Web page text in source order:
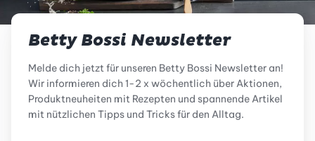
Betty Bossi Newsletter
Melde dich jetzt für unseren Betty Bossi Newsletter an!
Wir informieren dich 1-2 x wöchentlich über Aktionen,
Produktneuheiten mit Rezepten und spannende Artikel
mit nützlichen Tipps und Tricks für den Alltag.